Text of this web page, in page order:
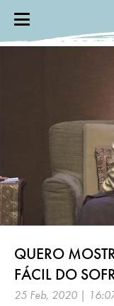
minutes,
seconds
QUERO
FÁCIL DO
25 Feb, 2020 |